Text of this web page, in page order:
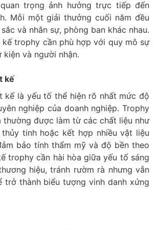
trọng ảnh hưởng trực tiếp đến
Mỗi một giải thưởng cuối năm đều
và nhân sự, phòng ban khác nhau.
kế trophy cần phù hợp với quy mô sự
kiện và người nhận.
kế
kế là yếu tố thể hiện rõ nhất mức độ
nghiệp của doanh nghiệp. Trophy
thường được làm từ các chất liệu như
tinh hoặc kết hợp nhiều vật liệu
bảo tính thẩm mỹ và độ bền theo
trophy cần hài hòa giữa yếu tố sáng
hiệu, tránh rườm rà nhưng vẫn
trở thành biểu tượng vinh danh xứng